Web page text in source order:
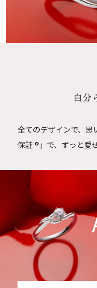
自分
全てのデザインで、思
保証 ®」で、ずっと愛